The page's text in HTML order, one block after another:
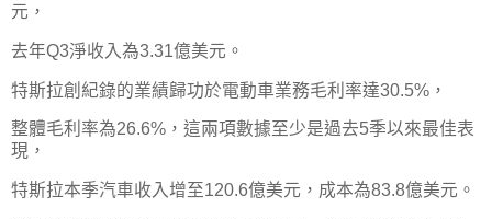
元，
去年Q3淨收入為3.31億美元。
特斯拉創紀錄的業績歸功於電動車業務毛利率達30.5%，
整體毛利率為26.6%，這兩項數據至少是過去5季以來最佳表
現，
特斯拉本季汽車收入增至120.6億美元，成本為83.8億美元。